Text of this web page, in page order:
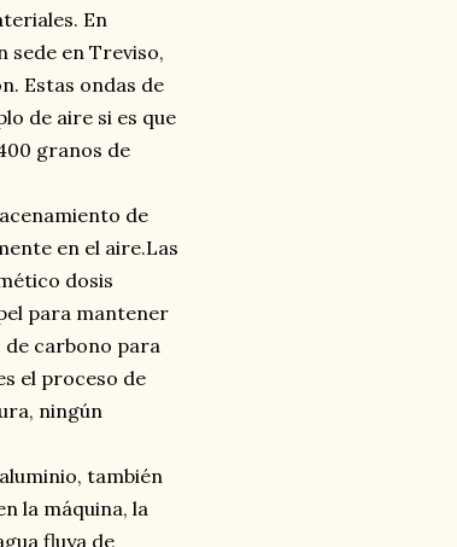
En
sede en Treviso,
Estas ondas de
de aire si es que
granos de
de
en el aire.Las
dosis
para mantener
de carbono para
el proceso de
ningún
también
la máquina, la
fluya de